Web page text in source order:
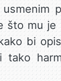
što mu
bi
tako